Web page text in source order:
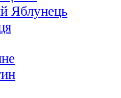
Яблунець